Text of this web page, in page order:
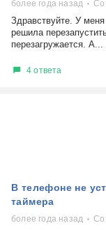
плохо работает
решение
более года назад
Здравствуйте. У
решила
перезагружается. А...
4 ответа
В телефоне не
таймера
более года назад